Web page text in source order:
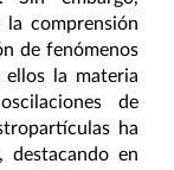
la comprensión
de fenómenos
la materia
de
ha
destacando en